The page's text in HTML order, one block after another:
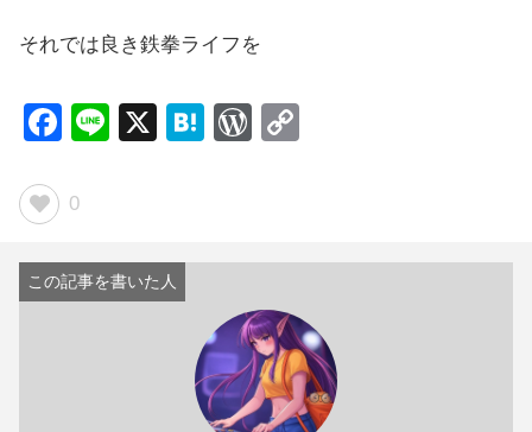
それでは良き鉄拳ライフを
F
c
b
o
Li
X
H
a
W
e
ss
Li
n
k
0